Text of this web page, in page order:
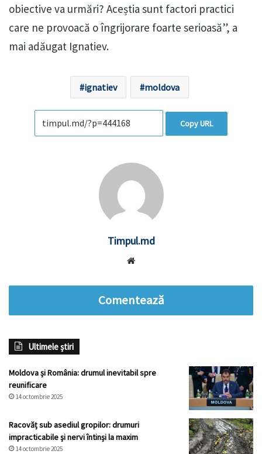
obiective va urmări? Aceștia sunt factori practici
care ne provoacă o îngrijorare foarte serioasă”, a
mai adăugat Ignatiev.
ignatiev moldova
Copy URL
Timpul.md
Comentează
Ultimele știri
Moldova și România: drumul inevitabil spre
reunificare
14 octombrie 2025
Racovăț sub asediul gropilor: drumuri
impracticabile și nervi întinși la maxim
14 octombrie 2025